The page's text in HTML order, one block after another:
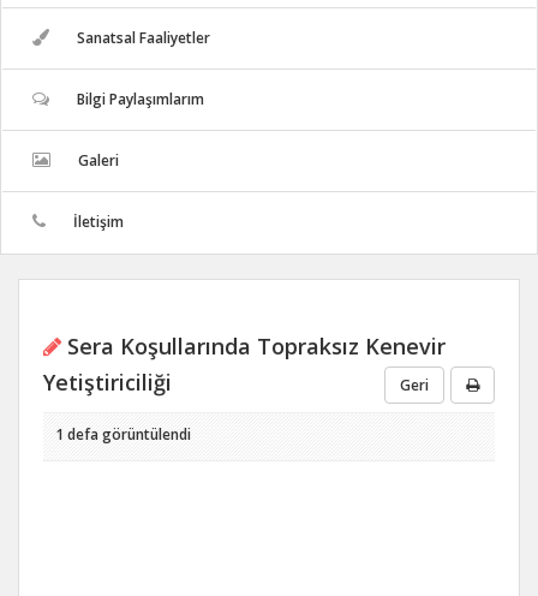
Sanatsal Faaliyetler
Bilgi Paylaşımlarım
Galeri
İletişim
Sera Koşullarında Topraksız Kenevir
Yetiştiriciliği
Geri
1 defa görüntülendi